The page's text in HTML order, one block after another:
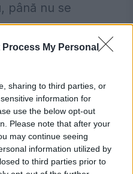
Process My Personal
sharing to third parties, or
information for
use the below opt-out
Please note that after your
may continue seeing
information utilized by
to third parties prior to
până nu se
popa cu
nopţii, cu o
făcut popa prin
de mâncare, din
o masă, dacă a
Apoi fac ceea ce